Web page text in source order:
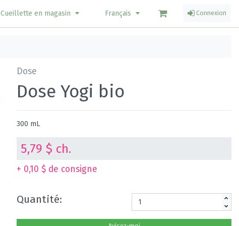
Cueillette en magasin Français Connexion
Dose
Dose Yogi bio
300 mL
5,79 $ ch.
+ 0,10 $ de consigne
Quantité: